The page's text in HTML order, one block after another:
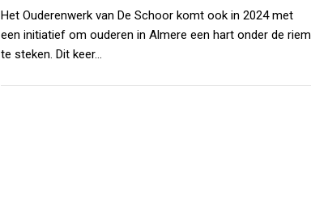
Het Ouderenwerk van De Schoor komt ook in 2024 met
een initiatief om ouderen in Almere een hart onder de riem
te steken. Dit keer…